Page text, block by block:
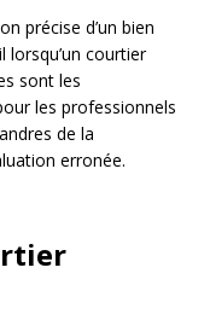
précise d’un bien
lorsqu’un courtier
sont les
les professionnels
de la
erronée.